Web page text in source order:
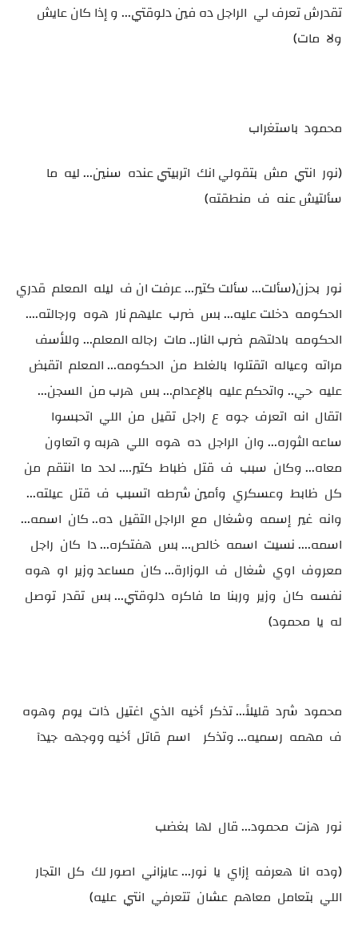
تقدرش تعرف لي الراجل ده فين دلوقتي... و إذا كان عايش
ولا مات)
محمود باستغراب
(نور انتي مش بتقولي انك اتربيتي عنده سنين... ليه ما
سألتيش عنه ف منطقته)
نور بحزن(سألت... سألت كتير... عرفت ان ف ليله المعلم قدري
الحكومه دخلت عليه... بس ضرب عليهم نار هوه ورجالته....
الحكومه بادلتهم ضرب النار.. مات رجاله المعلم... وللأسف
مراته وعياله اتقتلوا بالغلط من الحكومه... المعلم اتقبض
عليه حي.. واتحكم عليه بالإعدام... بس هرب من السجن...
اتقال انه اتعرف جوه ع راجل تقيل من اللي اتحبسوا
ساعه الثوره... وان الراجل ده هوه اللي هربه و اتعاون
معاه... وكان سبب ف قتل ظباط كتير.... لحد ما انتقم من
كل ظابط وعسكري وأمين شرطه اتسبب ف قتل عيلته...
وانه غير إسمه وشغال مع الراجل التقيل ده.. كان اسمه...
اسمه.... نسيت اسمه خالص... بس هفتكره... دا كان راجل
معروف اوي شغال ف الوزارة... كان مساعد وزير او هوه
نفسه كان وزير وربنا ما فاكره دلوقتي... بس تقدر توصل
له يا محمود)
محمود شرد قليلاً... تذكر أخيه الذي اغتيل ذات يوم وهوه
ف مهمه رسميه... وتذكر اسم قاتل أخيه ووجهه جيدآ
نور هزت محمود... قال لها بغضب
(وده انا هعرفه إزاي يا نور... عايزاني اصور لك كل التجار
اللي بتعامل معاهم عشان تتعرفي انتي عليه)